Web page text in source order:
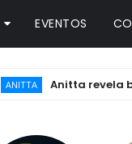
EVENTOS
Anitta revela